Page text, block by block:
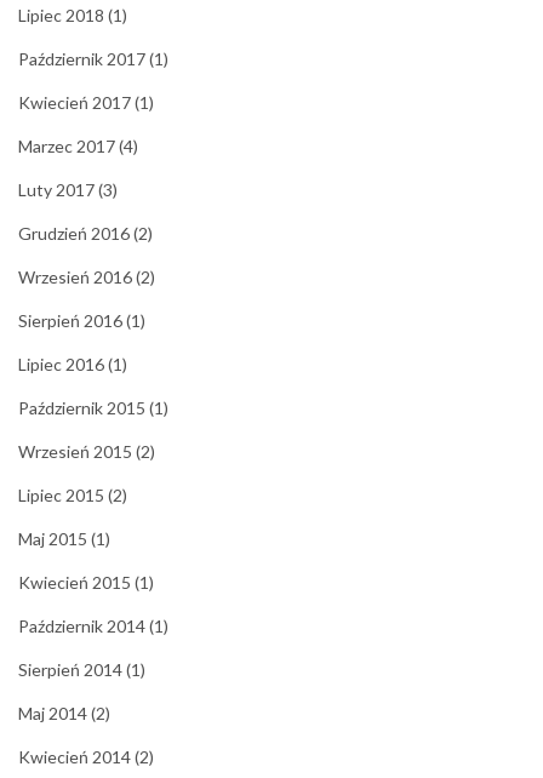
Lipiec 2018 (1)
Październik 2017(1)
Kwiecień 2017(1)
Marzec 2017(4)
Luty 2017(3)
Grudzień 2016(2)
Wrzesień 2016(2)
Sierpień 2016(1)
Lipiec 2016(1)
Październik 2015 (1)
Wrzesień 2015 (2)
Lipiec 2015 (2)
Maj 2015 (1)
Kwiecień 2015 (1)
Październik 2014(1)
Sierpień 2014(1)
Maj 2014(2)
Kwiecień 2014(2)